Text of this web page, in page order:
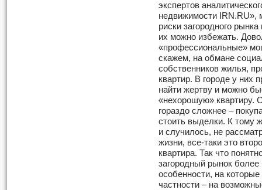
экспертов
недвижимости IRN.RU»,
риски загородного
их можно избежать.
«профессиональные»
скажем, на обмане
собственников жилья,
квартир. В городе у них
найти жертву и можно
«нехорошую» квартиру.
гораздо сложнее –
стоить выделки. К тому
и случилось, не
жизни, все-таки это
квартира. Так что
загородный рынок
особенности, на
частности – на